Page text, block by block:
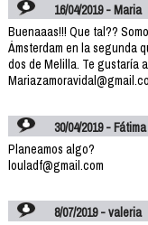
16/04/2019 - Maria
Buenaaas!!! Que tal??
Ámsterdam en la segunda
dos de Melilla. Te gustaría
30/04/2019 - Fátima
Planeamos algo?
louladf@gmail.com
8/07/2019 - valeria